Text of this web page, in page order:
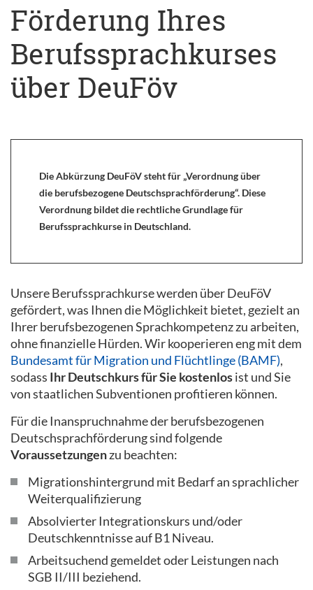
Förderung Ihres
Berufssprachkurses
über DeuFöv
Die Abkürzung DeuFöV steht für „Verordnung über
die berufsbezogene Deutschsprachförderung“. Diese
Verordnung bildet die rechtliche Grundlage für
Berufssprachkurse in Deutschland.
Unsere Berufssprachkurse werden über DeuFöV
gefördert, was Ihnen die Möglichkeit bietet, gezielt an
Ihrer berufsbezogenen Sprachkompetenz zu arbeiten,
ohne finanzielle Hürden. Wir kooperieren eng mit dem
Bundesamt für Migration und Flüchtlinge (BAMF),
sodass Ihr Deutschkurs für Sie kostenlosist und Sie
von staatlichen Subventionen profitieren können.
Für die Inanspruchnahme der berufsbezogenen
Deutschsprachförderung sind folgende
Voraussetzungenzu beachten:
Migrationshintergrund mit Bedarf an sprachlicher
Weiterqualifizierung
Absolvierter Integrationskurs und/oder
Deutschkenntnisse auf B1 Niveau.
Arbeitsuchend gemeldet oder Leistungen nach
SGB II/III beziehend.